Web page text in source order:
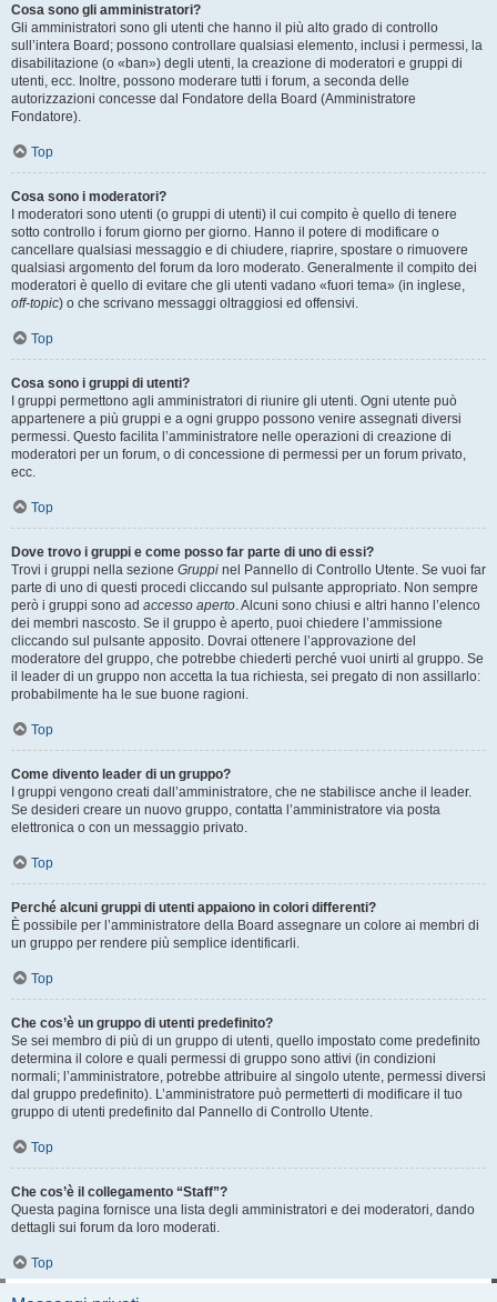
Cosa sono gli amministratori?
Gli amministratori sono gli utenti che hanno il più alto grado di controllo
sull’intera Board; possono controllare qualsiasi elemento, inclusi i permessi, la
disabilitazione (o «ban») degli utenti, la creazione di moderatori e gruppi di
utenti, ecc. Inoltre, possono moderare tutti i forum, a seconda delle
autorizzazioni concesse dal Fondatore della Board (Amministratore
Fondatore).
Top
Cosa sono i moderatori?
I moderatori sono utenti (o gruppi di utenti) il cui compito è quello di tenere
sotto controllo i forum giorno per giorno. Hanno il potere di modificare o
cancellare qualsiasi messaggio e di chiudere, riaprire, spostare o rimuovere
qualsiasi argomento del forum da loro moderato. Generalmente il compito dei
moderatori è quello di evitare che gli utenti vadano «fuori tema» (in inglese,
off-topic) o che scrivano messaggi oltraggiosi ed offensivi.
Top
Cosa sono i gruppi di utenti?
I gruppi permettono agli amministratori di riunire gli utenti. Ogni utente può
appartenere a più gruppi e a ogni gruppo possono venire assegnati diversi
permessi. Questo facilita l’amministratore nelle operazioni di creazione di
moderatori per un forum, o di concessione di permessi per un forum privato,
ecc.
Top
Dove trovo i gruppi e come posso far parte di uno di essi?
Trovi i gruppi nella sezione Gruppi nel Pannello di Controllo Utente. Se vuoi far
parte di uno di questi procedi cliccando sul pulsante appropriato. Non sempre
però i gruppi sono ad accesso aperto . Alcuni sono chiusi e altri hanno l’elenco
dei membri nascosto. Se il gruppo è aperto, puoi chiedere l’ammissione
cliccando sul pulsante apposito. Dovrai ottenere l’approvazione del
moderatore del gruppo, che potrebbe chiederti perché vuoi unirti al gruppo. Se
il leader di un gruppo non accetta la tua richiesta, sei pregato di non assillarlo:
probabilmente ha le sue buone ragioni.
Top
Come divento leader di un gruppo?
I gruppi vengono creati dall’amministratore, che ne stabilisce anche il leader.
Se desideri creare un nuovo gruppo, contatta l’amministratore via posta
elettronica o con un messaggio privato.
Top
Perché alcuni gruppi di utenti appaiono in colori differenti?
È possibile per l’amministratore della Board assegnare un colore ai membri di
un gruppo per rendere più semplice identificarli.
Top
Che cos’è un gruppo di utenti predefinito?
Se sei membro di più di un gruppo di utenti, quello impostato come predefinito
determina il colore e quali permessi di gruppo sono attivi (in condizioni
normali; l’amministratore, potrebbe attribuire al singolo utente, permessi diversi
dal gruppo predefinito). L’amministratore può permetterti di modificare il tuo
gruppo di utenti predefinito dal Pannello di Controllo Utente.
Top
Che cos’è il collegamento “Staff”?
Questa pagina fornisce una lista degli amministratori e dei moderatori, dando
dettagli sui forum da loro moderati.
Top